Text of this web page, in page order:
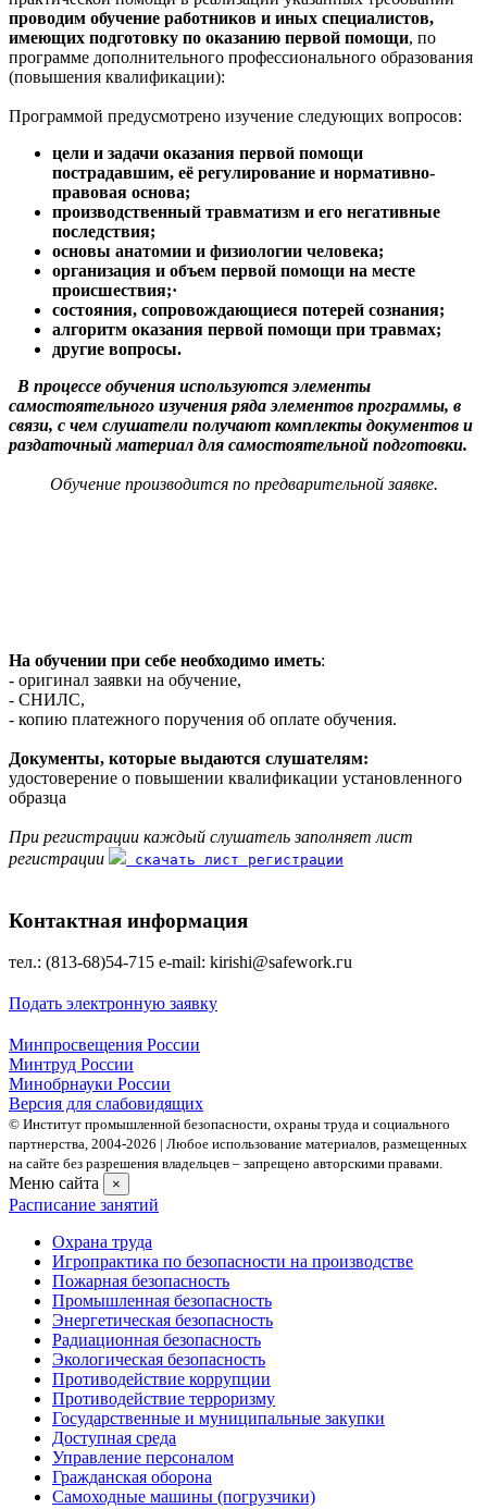
проводим обучение работников и иных специалистов,
имеющих подготовку по оказанию первой помощи, по
программе дополнительного профессионального образования
(повышения квалификации):
Программой предусмотрено изучение следующих вопросов:
цели и задачи оказания первой помощи
пострадавшим, её регулирование и нормативно-
правовая основа;
производственный травматизм и его негативные
последствия;
основы анатомии и физиологии человека;
организация и объем первой помощи на месте
происшествия;·
состояния, сопровождающиеся потерей сознания;
алгоритм оказания первой помощи при травмах;
другие вопросы.
В процессе обучения используются элементы
самостоятельного изучения ряда элементов программы, в
связи, с чем слушатели получают комплекты документов и
раздаточный материал для самостоятельной подготовки.
Обучение производится по предварительной заявке.
На обучении при себе необходимо иметь:
- оригинал заявки на обучение,
- СНИЛС,
- копию платежного поручения об оплате обучения.
Документы, которые выдаются слушателям:
удостоверение о повышении квалификации установленного
образца
При регистрации каждый слушатель заполняет лист
регистрации
скачать лист регистрации
Контактная информация
тел.: (813-68)54-715 е-mаil: kirishi@safework.гu
Подать электронную заявку
Минпросвещения России
Минтруд России
Минобрнауки России
Версия для слабовидящих
© Институт промышленной безопасности, охраны труда и социального
партнерства, 2004- 2026 | Любое использование материалов, размещенных
на сайте без разрешения владельцев – запрещено авторскими правами.
Меню сайта ×
Расписание занятий
Охрана труда
Игропрактика по безопасности на производстве
Пожарная безопасность
Промышленная безопасность
Энергетическая безопасность
Радиационная безопасность
Экологическая безопасность
Противодействие коррупции
Противодействие терроризму
Государственные и муниципальные закупки
Доступная среда
Управление персоналом
Гражданская оборона
Самоходные машины (погрузчики)